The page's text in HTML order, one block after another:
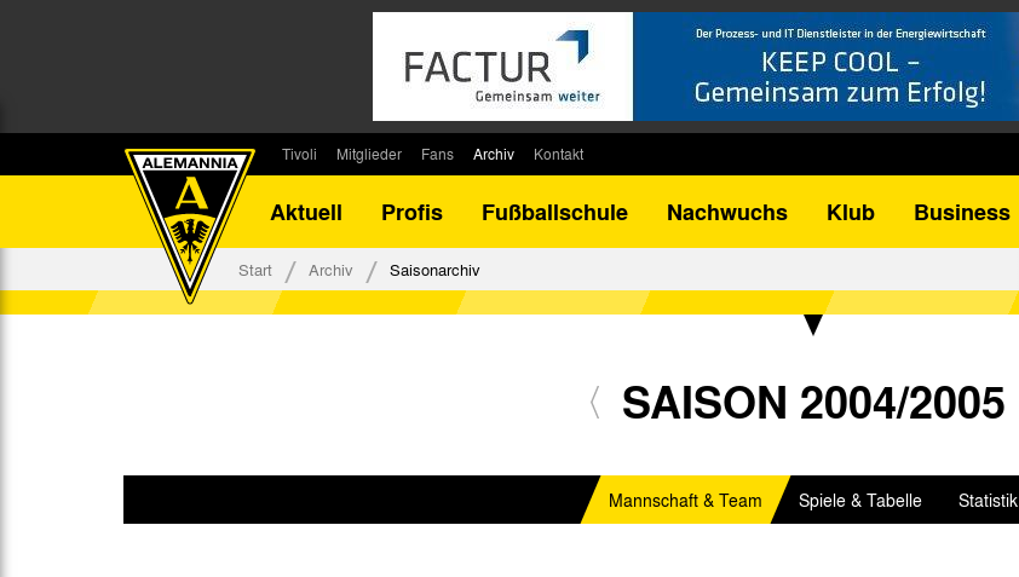
Tivoli
Stadionsprecher
Stadiongaststätte Klömpchensklub
Mitglieder
Kontakt
Fans
Fanbeirat
Fan-Klubs
Archiv
Bilanz DFB-Pokal
Kontakt
Aktuell
Profis Fußballschule Nachwuchs Klub Business
Start Archiv Saisonarchiv
SAISON 2004/2005
Mannschaft & Team Spiele & Tabelle Statistik